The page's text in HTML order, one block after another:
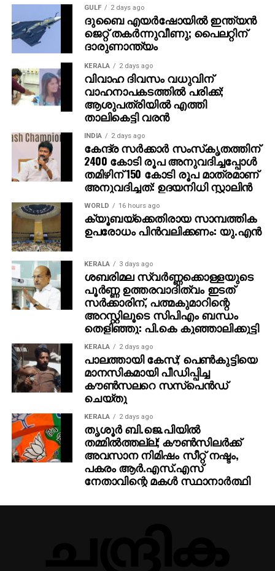
മുറിയിലേക്ക് പ്രവേശനം അനുവദിക്കും.
സൂക്ഷ്മപരിശോധനാ സമയം എല്ലാ
സ്ഥാനാര്‍ത്ഥികളുടേയും നാമനിര്‍ദേശ പത്രികകള്‍
പരിശോധിക്കുന്നതിനുള്ള സൗകര്യം ഇവര്‍ക്ക് ലഭിക്കും.
സൂക്ഷ്മപരിശോധനയ്ക്ക് ശേഷം സ്വീകരിക്കപ്പെട്ട
പത്രികകള്‍ സമര്‍പ്പിച്ച സ്ഥാനാര്‍ഥികളുടെ പട്ടിക
റിട്ടേണിംഗ് ഓഫീസര്‍ പ്രസിദ്ധീകരിക്കും.
GULF 2 days ago
ദുബൈ എയര്‍ഷോയില്‍ ഇന്ത്യന്‍
ജെറ്റ് തകര്‍ന്നുവീണു; പൈലറ്റിന്
ദാരുണാന്ത്യം
KERALA 2 days ago
വിവാഹ ദിവസം വധുവിന്
വാഹനാപകടത്തില്‍ പരിക്ക്;
ആശുപത്രിയില്‍ എത്തി
താലികെട്ടി വരന്‍
INDIA 2 days ago
കേന്ദ്ര സര്‍ക്കാര്‍ സംസ്‌കൃതത്തിന്
2400 കോടി രൂപ അനുവദിച്ചപ്പോള്‍
തമിഴിന് 150 കോടി രൂപ മാത്രമാണ്
അനുവദിച്ചത്: ഉദയനിധി സ്റ്റാലിന്‍
WORLD 16 hours ago
ക്യൂബയ്ക്കെതിരായ സാമ്പത്തിക
ഉപരോധം പിന്‍വലിക്കണം: യു.എന്‍
KERALA 3 days ago
ശബരിമല സ്വര്‍ണ്ണക്കൊള്ളയുടെ
പൂര്‍ണ്ണ ഉത്തരവാദിത്വം ഇടത്
സര്‍ക്കാരിന്, പത്മകുമാറിന്റെ
അറസ്റ്റിലൂടെ സിപിഎം ബന്ധം
തെളിഞ്ഞു: പി.കെ കുഞ്ഞാലിക്കുട്ടി
KERALA 2 days ago
പാലത്തായി കേസ്; പെൺകുട്ടിയെ
മാനസികമായി പീഡിപ്പിച്ച
കൗൺസലറെ സസ്പെൻഡ്
ചെയ്തു
KERALA 2 days ago
തൃശൂര്‍ ബി.ജെ.പിയില്‍
തമ്മില്‍ത്തല്ല്; കൗണ്‍സിലര്‍ക്ക്
അവസാന നിമിഷം സീറ്റ് നഷ്ടം,
പകരം ആര്‍.എസ്.എസ്
നേതാവിന്റെ മകള്‍ സ്ഥാനാര്‍ത്ഥി